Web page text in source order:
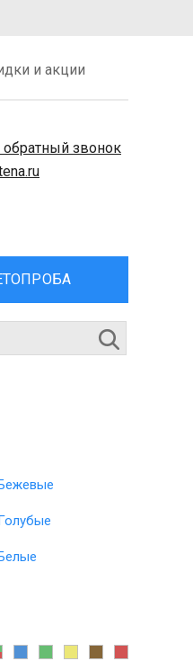
и акции
обратный звонок